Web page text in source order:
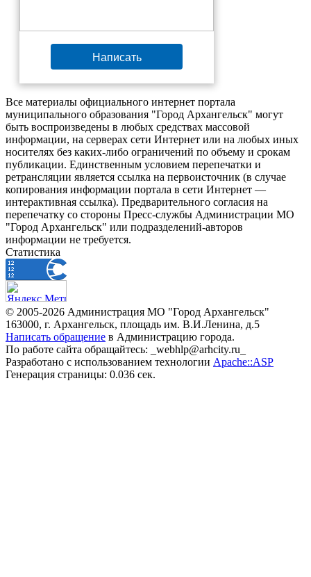
Написать
Все материалы официального интернет портала
муниципального образования "Город Архангельск" могут
быть воспроизведены в любых средствах массовой
информации, на серверах сети Интернет или на любых иных
носителях без каких-либо ограничений по объему и срокам
публикации. Единственным условием перепечатки и
ретрансляции является ссылка на первоисточник (в случае
копирования информации портала в сети Интернет —
интерактивная ссылка). Предварительного согласия на
перепечатку со стороны Пресс-службы Администрации МО
"Город Архангельск" или подразделений-авторов
информации не требуется.
Статистика
© 2005-2026 Администрация МО "Город Архангельск"
163000, г. Архангельск, площадь им. В.И.Ленина, д.5
Написать обращение в Администрацию города.
По работе сайта обращайтесь: _webhlp@arhcity.ru_
Разработано с использованием технологии Apache::ASP
Генерация страницы: 0.036 сек.